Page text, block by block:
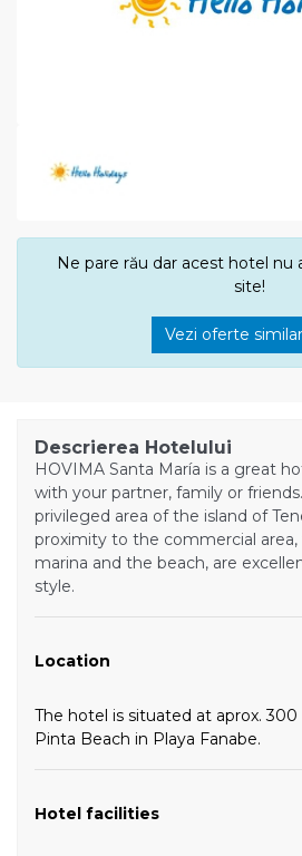
Ne pare rău dar acest hotel nu
site!
Vezi oferte
Descrierea Hotelului
HOVIMA Santa María is a great
with your partner, family or
privileged area of the island of
proximity to the commercial
marina and the beach, are
style.
Location
The hotel is situated at aprox.
Pinta Beach in Playa Fanabe.
Hotel facilities